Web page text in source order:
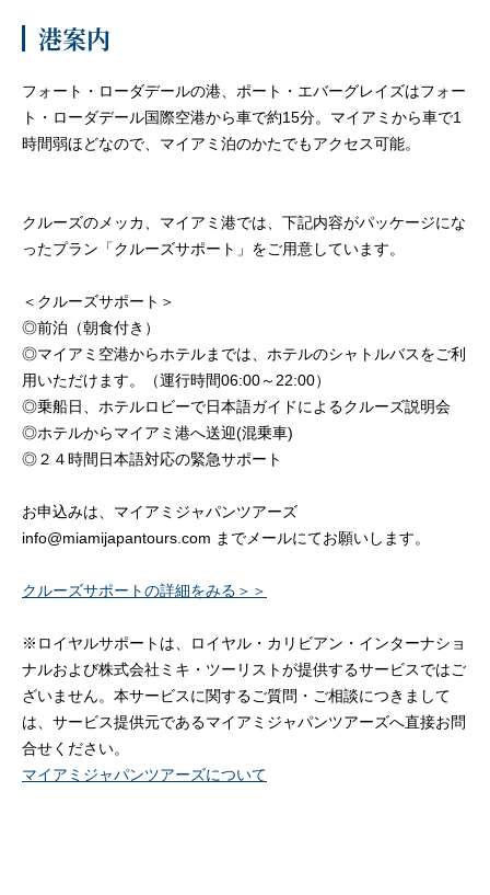
寄港地ガイド
トピックス パンフレット
港案内
フォート・ローダデールの港、ポート・エバーグレイズはフォー
ト・ローダデール国際空港から車で約15分。マイアミから車で1
時間弱ほどなので、マイアミ泊のかたでもアクセス可能。
クルーズのメッカ、マイアミ港では、下記内容がパッケージにな
ったプラン「クルーズサポート」をご用意しています。
＜クルーズサポート＞
◎前泊（朝食付き）
◎マイアミ空港からホテルまでは、ホテルのシャトルバスをご利
用いただけます。（運行時間06:00～22:00）
◎乗船日、ホテルロビーで日本語ガイドによるクルーズ説明会
◎ホテルからマイアミ港へ送迎(混乗車)
◎２４時間日本語対応の緊急サポート
お申込みは、マイアミジャパンツアーズ
info@miamijapantours.com までメールにてお願いします。
クルーズサポートの詳細をみる＞＞
※ロイヤルサポートは、ロイヤル・カリビアン・インターナショ
ナルおよび株式会社ミキ・ツーリストが提供するサービスではご
ざいません。本サービスに関するご質問・ご相談につきまして
は、サービス提供元であるマイアミジャパンツアーズへ直接お問
合せください。
マイアミジャパンツアーズについて